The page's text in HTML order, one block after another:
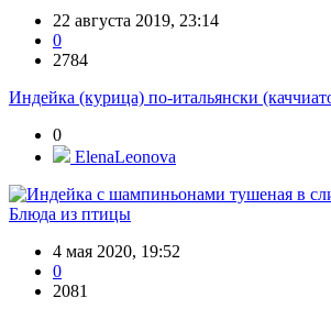
22 августа 2019, 23:14
0
2784
Индейка (курица) по-итальянски
0
ElenaLeonova
Блюда из птицы
4 мая 2020, 19:52
0
2081